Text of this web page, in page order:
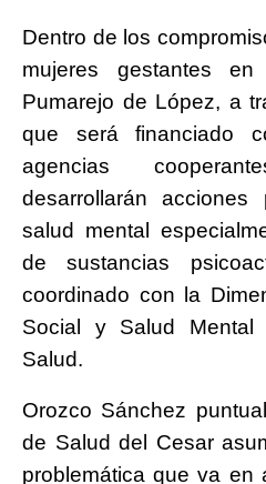
Dentro de los
mujeres gestantes
Pumarejo de López, a
que será financiado
agencias
desarrollarán
salud mental
de sustancias
coordinado con la
Social y Salud
Salud.
Orozco Sánchez
de Salud del Cesar
problemática que va en